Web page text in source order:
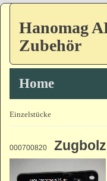
Hanomag
Zubehör
Home
Einzelstücke
000700820